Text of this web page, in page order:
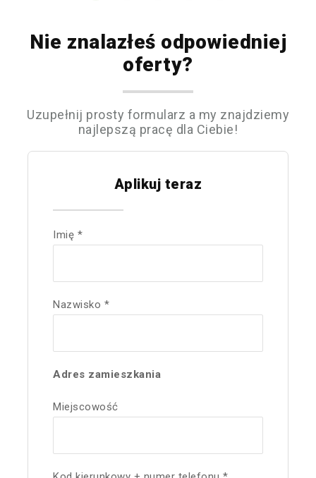
Nie znalazłeś odpowiedniej
oferty?
Uzupełnij prosty formularz a my znajdziemy
najlepszą pracę dla Ciebie!
Aplikuj teraz
Imię *
Nazwisko *
Adres zamieszkania
Miejscowość